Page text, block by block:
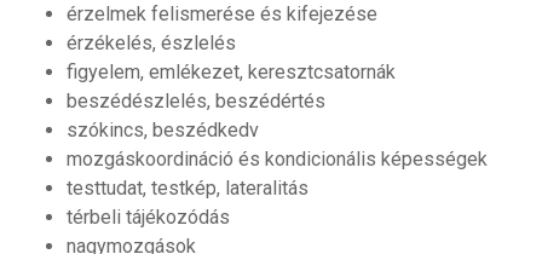
érzelmek felismerése és kifejezése
érzékelés, észlelés
figyelem, emlékezet, keresztcsatornák
beszédészlelés, beszédértés
szókincs, beszédkedv
mozgáskoordináció és kondicionális képességek
testtudat, testkép, lateralitás
térbeli tájékozódás
nagymozgások